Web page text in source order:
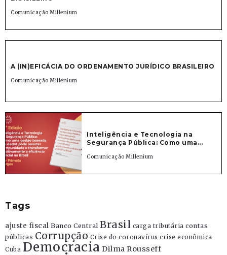
Comunicação Millenium
A (IN)EFICÁCIA DO ORDENAMENTO JURÍDICO BRASILEIRO
Comunicação Millenium
Inteligência e Tecnologia na
Segurança Pública: Como uma...
Comunicação Millenium
Tags
ajuste fiscal Banco Central Brasil carga tributária contas
públicas Corrupção Crise do coronavírus crise econômica
Cuba Democracia Dilma Rousseff